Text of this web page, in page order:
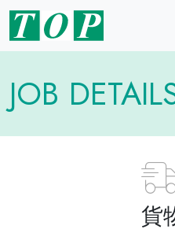
JOB
貨